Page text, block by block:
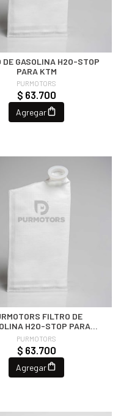
DE GASOLINA H2O-STOP
PARA KTM
PURMOTORS
$ 63.700
Agregar
FILTRO DE
H2O-STOP PARA
HONDA/SUZUKI/YAMAHA
PURMOTORS
$ 63.700
Agregar